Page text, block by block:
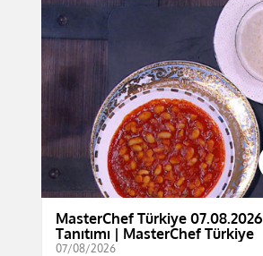
MasterChef Türkiye 07.08.2026
Tanıtımı | MasterChef Türkiye
07/08/2026